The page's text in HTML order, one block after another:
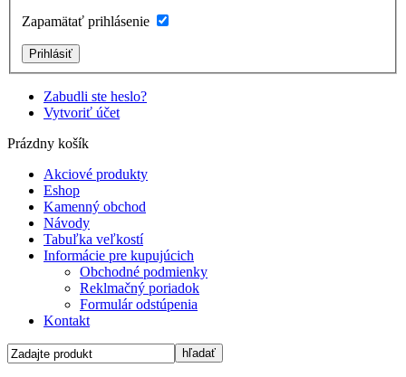
Zapamätať prihlásenie
Zabudli ste heslo?
Vytvoriť účet
Prázdny košík
Akciové produkty
Eshop
Kamenný obchod
Návody
Tabuľka veľkostí
Informácie pre kupujúcich
Obchodné podmienky
Reklmačný poriadok
Formulár odstúpenia
Kontakt